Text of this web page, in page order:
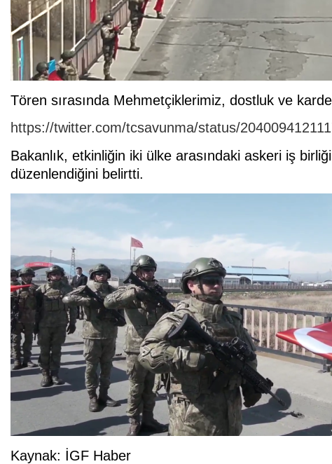
Tören sırasında Mehmetçiklerimiz, dostluk ve
https://twitter.com/tcsavunma/status/
Bakanlık, etkinliğin iki ülke arasındaki askeri iş
düzenlendiğini belirtti.
Kaynak: İGF Haber